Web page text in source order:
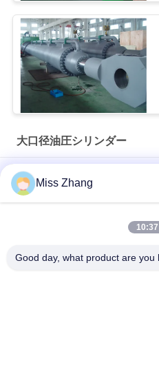
大口径油圧シリンダー
変位センサーが付いている構造
頑丈で大きい穴の輸送/電力設
Miss Zhang
10:37
Good day, what product are you